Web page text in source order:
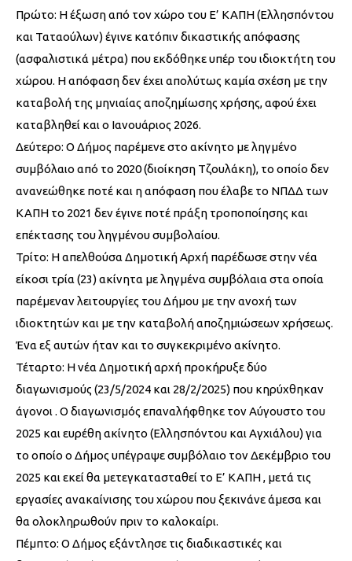
Πρώτο: Η έξωση από τον χώρο του Ε’ ΚΑΠΗ (Ελλησπόντου
και Ταταούλων) έγινε κατόπιν δικαστικής απόφασης
(ασφαλιστικά μέτρα) που εκδόθηκε υπέρ του ιδιοκτήτη του
χώρου. Η απόφαση δεν έχει απολύτως καμία σχέση με την
καταβολή της μηνιαίας αποζημίωσης χρήσης, αφού έχει
καταβληθεί και ο Ιανουάριος 2026.
Δεύτερο: Ο Δήμος παρέμενε στο ακίνητο με ληγμένο
συμβόλαιο από το 2020 (διοίκηση Τζουλάκη), το οποίο δεν
ανανεώθηκε ποτέ και η απόφαση που έλαβε το ΝΠΔΔ των
ΚΑΠΗ το 2021 δεν έγινε ποτέ πράξη τροποποίησης και
επέκτασης του ληγμένου συμβολαίου.
Τρίτο: Η απελθούσα Δημοτική Αρχή παρέδωσε στην νέα
είκοσι τρία (23) ακίνητα με ληγμένα συμβόλαια στα οποία
παρέμεναν λειτουργίες του Δήμου με την ανοχή των
ιδιοκτητών και με την καταβολή αποζημιώσεων χρήσεως.
Ένα εξ αυτών ήταν και το συγκεκριμένο ακίνητο.
Τέταρτο: Η νέα Δημοτική αρχή προκήρυξε δύο
διαγωνισμούς (23/5/2024 και 28/2/2025) που κηρύχθηκαν
άγονοι . Ο διαγωνισμός επαναλήφθηκε τον Αύγουστο του
2025 και ευρέθη ακίνητο (Ελλησπόντου και Αγχιάλου) για
το οποίο ο Δήμος υπέγραψε συμβόλαιο τον Δεκέμβριο του
2025 και εκεί θα μετεγκατασταθεί το Ε’ ΚΑΠΗ , μετά τις
εργασίες ανακαίνισης του χώρου που ξεκινάνε άμεσα και
θα ολοκληρωθούν πριν το καλοκαίρι.
Πέμπτο: Ο Δήμος εξάντλησε τις διαδικαστικές και